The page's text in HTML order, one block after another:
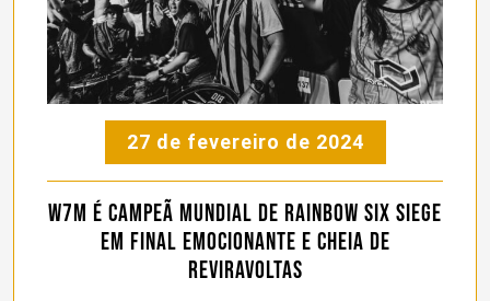
27 de fevereiro de 2024
w7m é campeã mundial de Rainbow Six Siege
em final emocionante e cheia de
reviravoltas